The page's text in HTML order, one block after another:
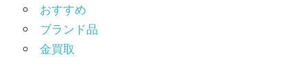
おすすめ
ブランド品
金買取